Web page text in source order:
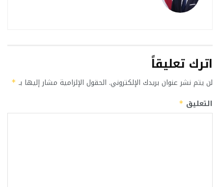
اترك تعليقاً
لن يتم نشر عنوان بريدك الإلكتروني. الحقول الإلزامية مشار إليها بـ *
التعليق *